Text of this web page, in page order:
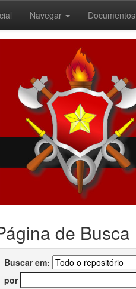
Navegar Documentos
de Busca
Buscar em:
por